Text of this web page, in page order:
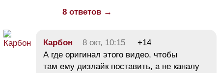
8 ответов →
Карбон 8 окт, 10:15
+14
А где оригинал этого видео, чтобы
там ему дизлайк поставить, а не каналу